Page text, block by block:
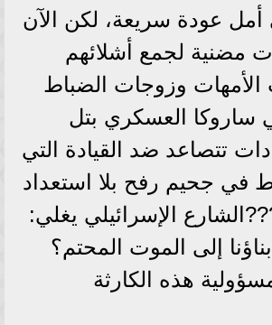
أمل عودة سريعة، لكن الآن
مضنية لجمع أشلائهم
وزوجات الضباط
ساروكا العسكري بتل
تتصاعد ضد القيادة التي
في جحيم رفح بلا استعداد
الإسرائيلي يغلي:
إلى الموت المحتم؟
هذه الكارثة